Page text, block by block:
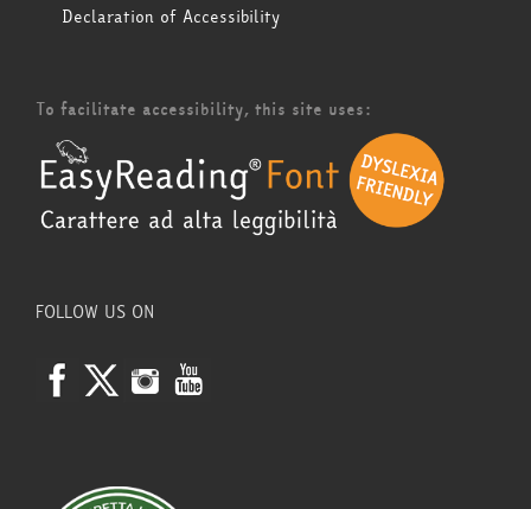
Declaration of Accessibility
To facilitate accessibility, this site uses:
FOLLOW US ON